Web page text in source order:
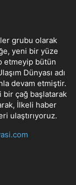
grubu olarak
yeni bir yüze
etmeyip bütün
Dünyası adı
devam etmiştir.
bir çağ başlatarak
İlkeli haber
ulaştırıyoruz.